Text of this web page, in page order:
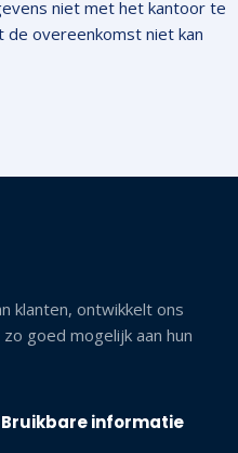
niet met het kantoor te
overeenkomst niet kan
klanten, ontwikkelt ons
goed mogelijk aan hun
Bruikbare informatie